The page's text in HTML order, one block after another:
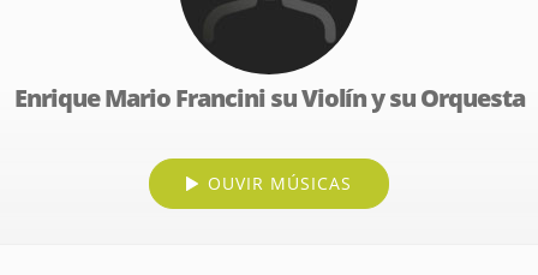
Enrique Mario Francini su Violín y su Orquesta
OUVIR MÚSICAS